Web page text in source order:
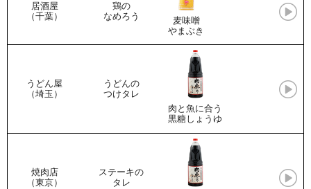
居酒屋
（千葉）
鶏の
なめろう
麦味噌
やまぶき
うどん屋
（埼玉）
うどんの
つけタレ
肉と魚に合う
黒糖しょうゆ
焼肉店
（東京）
ステーキの
タレ